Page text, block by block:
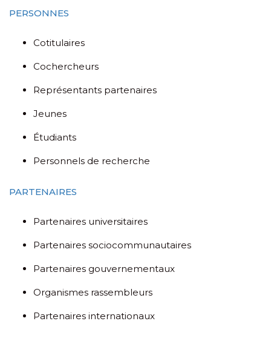
PERSONNES
Cotitulaires
Cochercheurs
Représentants partenaires
Jeunes
Étudiants
Personnels de recherche
PARTENAIRES
Partenaires universitaires
Partenaires sociocommunautaires
Partenaires gouvernementaux
Organismes rassembleurs
Partenaires internationaux